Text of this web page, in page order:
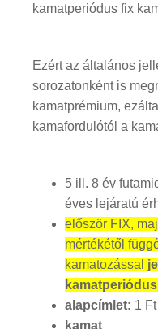
kamatperiódus fix
Ezért az általános
sorozatonként is
kamatprémium,
kamafordulótól a
5 ill. 8 év
éves lejáratú
először FIX,
mértékétől
kamatozással
alapcímlet: 1 Ft
kamat